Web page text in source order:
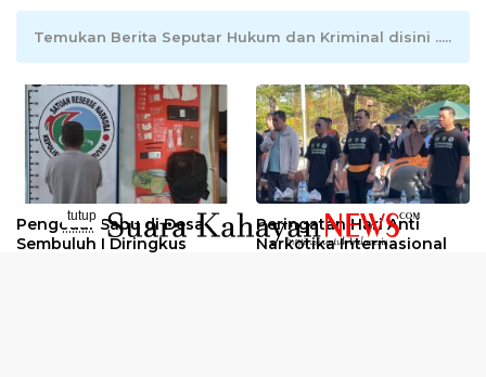
Temukan Berita Seputar Hukum dan Kriminal disini .....
Pengedar Sabu di Desa
Sembuluh I Diringkus
Peringatan Hari Anti
Narkotika Internasional
tutup
..........